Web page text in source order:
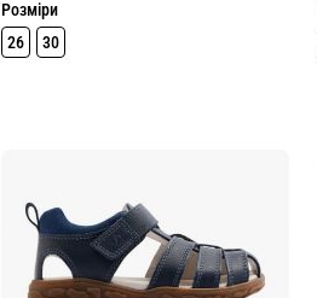
Розміри
26
30